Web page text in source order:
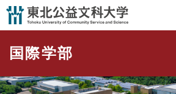
ペ
頭
メニューを飛ばして本
国際学部